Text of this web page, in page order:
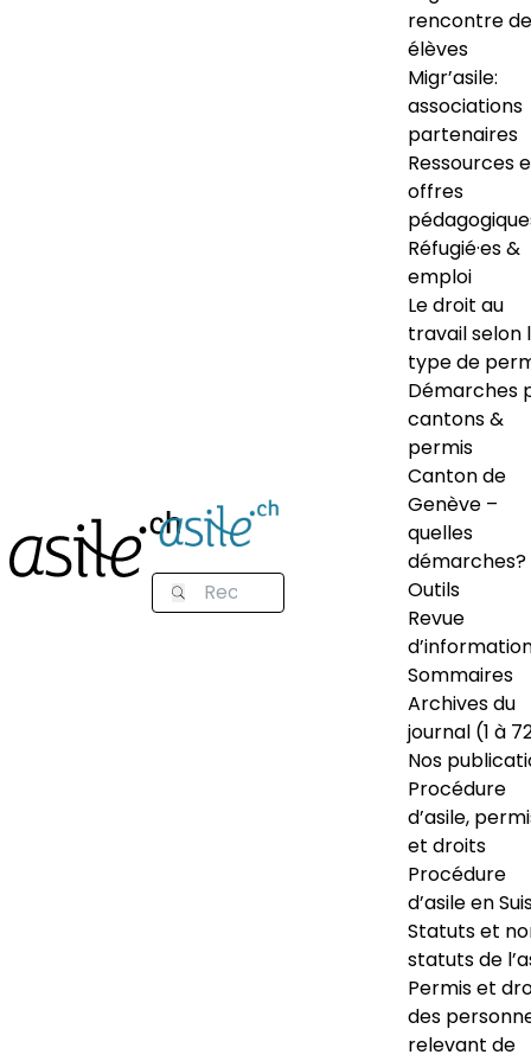
rencontre
élèves
Migr’asile:
associations
partenaires
Ressources
offres
Réfugié·es &
emploi
Le droit au
travail selon
type de
Démarches
cantons &
permis
Canton de
Genève –
quelles
démarches?
Outils
Revue
Sommaires
Archives du
journal (1 à
Nos
Procédure
d’asile,
et droits
Procédure
d’asile en
Statuts et
statuts de
Permis et
des
relevant de